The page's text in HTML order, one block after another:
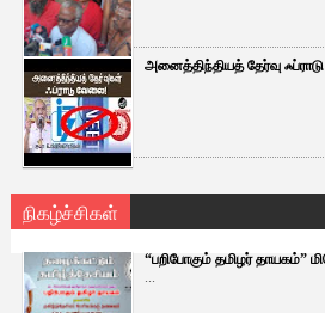
அனைத்திந்தியத் தேர்வு
நிகழ்ச்சிகள்
“பறிபோகும் தமிழர் தாயகம்”
...